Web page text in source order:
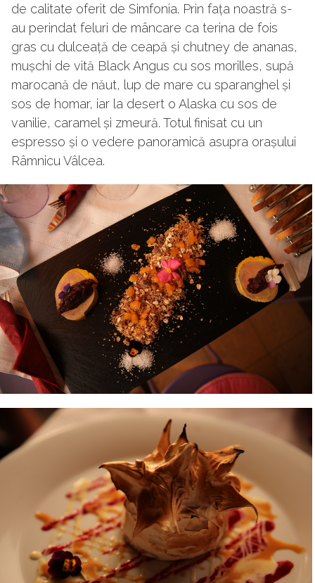
de calitate oferit de Simfonia. Prin fața noastră s-
au perindat feluri de mâncare ca terina de fois
gras cu dulceață de ceapă și chutney de ananas,
mușchi de vită Black Angus cu sos morilles, supă
marocană de năut, lup de mare cu sparanghel și
sos de homar, iar la desert o Alaska cu sos de
vanilie, caramel și zmeură. Totul finisat cu un
espresso și o vedere panoramică asupra orașului
Râmnicu Vâlcea.